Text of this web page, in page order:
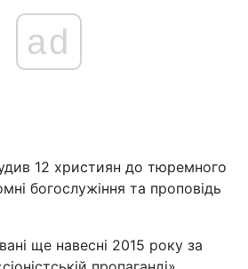
Війна
ad
12 християн до тюремного
богослужіння та проповідь
ще навесні 2015 року за